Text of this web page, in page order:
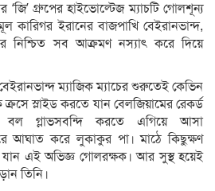
‘জি’ গ্রুপের হাইভোল্টেজ ম্যাচটি গোলশূন্য
কারিগর ইরানের বাজপাখি বেইরানভান্দ,
নিশ্চিত সব আক্রমণ নস্যাৎ করে দিয়ে
ম্যাজিক ম্যাচের শুরুতেই কেভিন
স্লাইড করতে যান বেলজিয়ামের রেকর্ড
বল গ্লাভসবন্দি করতে এগিয়ে আসা
আঘাত করে লুকাকুর পা। মাঠে কিছুক্ষণ
যান এই অভিজ্ঞ গোলরক্ষক। আর সুস্থ হয়েই
তিনি।